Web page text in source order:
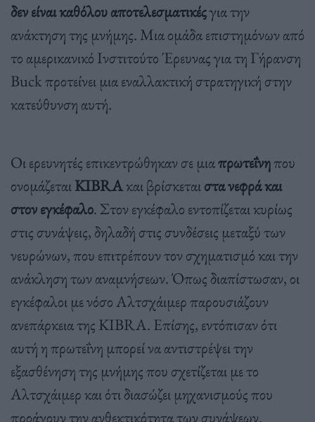
δεν είναι καθόλου αποτελεσματικέςγια την
ανάκτηση της μνήμης. Μια ομάδα επιστημόνων από
το αμερικανικό Ινστιτούτο Έρευνας για τη Γήρανση
Buck προτείνει μια εναλλακτική στρατηγική στην
κατεύθυνση αυτή.
Οι ερευνητές επικεντρώθηκαν σε μιαπρωτεΐνηπου
ονομάζεταιKIBRAκαι βρίσκεταιστα νεφρά και
στον εγκέφαλο. Στον εγκέφαλο εντοπίζεται κυρίως
στις συνάψεις, δηλαδή στις συνδέσεις μεταξύ των
νευρώνων, που επιτρέπουν τον σχηματισμό και την
ανάκληση των αναμνήσεων. Όπως διαπίστωσαν, οι
εγκέφαλοι με νόσο Αλτσχάιμερ παρουσιάζουν
ανεπάρκεια της KIBRA. Επίσης, εντόπισαν ότι
αυτή η πρωτεΐνη μπορεί να αντιστρέψει την
εξασθένηση της μνήμης που σχετίζεται με το
Αλτσχάιμερ και ότι διασώζει μηχανισμούς που
προάγουν την ανθεκτικότητα των συνάψεων.